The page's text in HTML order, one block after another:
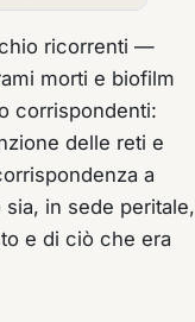
ricorrenti —
morti e biofilm
corrispondenti:
delle reti e
a
in sede peritale,
e di ciò che era